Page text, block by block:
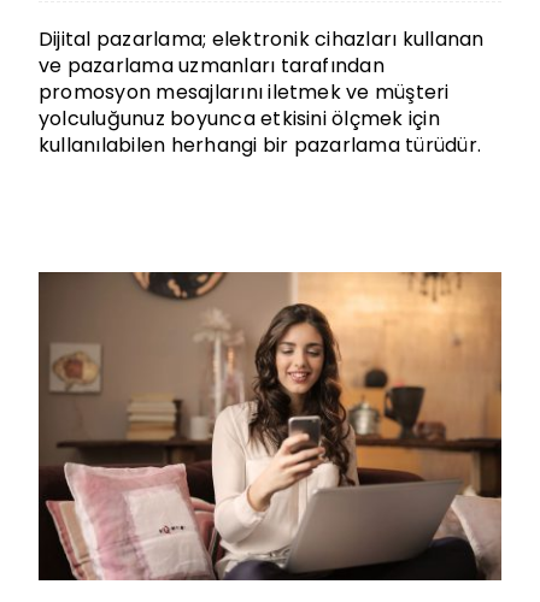
Dijital pazarlama; elektronik cihazları kullanan
ve pazarlama uzmanları tarafından
promosyon mesajlarını iletmek ve müşteri
yolculuğunuz boyunca etkisini ölçmek için
kullanılabilen herhangi bir pazarlama türüdür.